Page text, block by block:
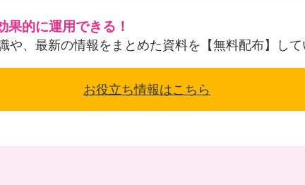
果的に運用できる！
や、最新の情報をまとめた資料を【無料配布】し
お役立ち情報はこちら